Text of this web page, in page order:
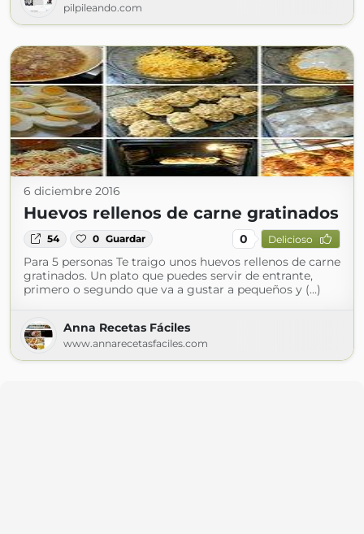
pilpileando.com
6 diciembre 2016
Huevos rellenos de carne gratinados
54 0 Guardar 0 Delicioso
Para 5 personas Te traigo unos huevos rellenos de carne
gratinados. Un plato que puedes servir de entrante,
primero o segundo que va a gustar a pequeños y (...)
Anna Recetas Fáciles
www.annarecetasfaciles.com